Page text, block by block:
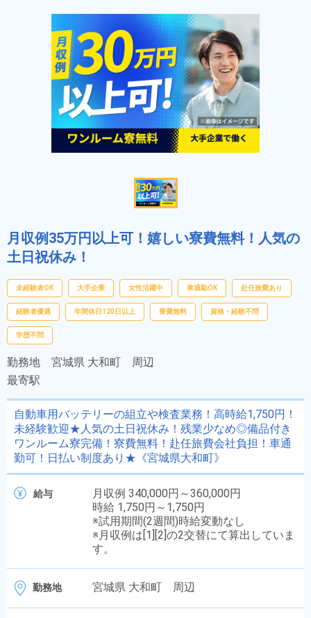
月収例35万円以上可！嬉しい寮費無料！人気の
土日祝休み！
未経験者OK 大手企業 女性活躍中 車通勤OK 赴任旅費あり
経験者優遇 年間休日120日以上 寮費無料 資格・経験不問
学歴不問
勤務地 宮城県 大和町 周辺
最寄駅
自動車用バッテリーの組立や検査業務！高時給1,750円！
未経験歓迎★人気の土日祝休み！残業少なめ◎備品付き
ワンルーム寮完備！寮費無料！赴任旅費会社負担！車通
勤可！日払い制度あり★《宮城県大和町》
給与
月収例 340,000円～360,000円
時給 1,750円～1,750円
※試用期間(2週間)時給変動なし
※月収例は[1][2]の2交替にて算出していま
す。
勤務地 宮城県 大和町 周辺